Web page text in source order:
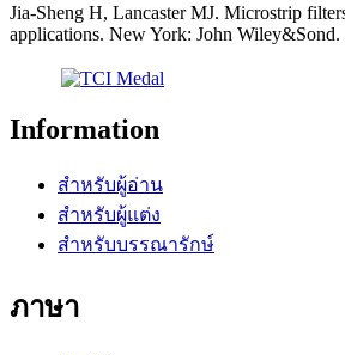
Jia-Sheng H, Lancaster MJ. Microstrip
applications. New York: John Wiley&Sond.
Information
สำหรับผู้อ่าน
สำหรับผู้แต่ง
สำหรับบรรณารักษ์
ภาษา